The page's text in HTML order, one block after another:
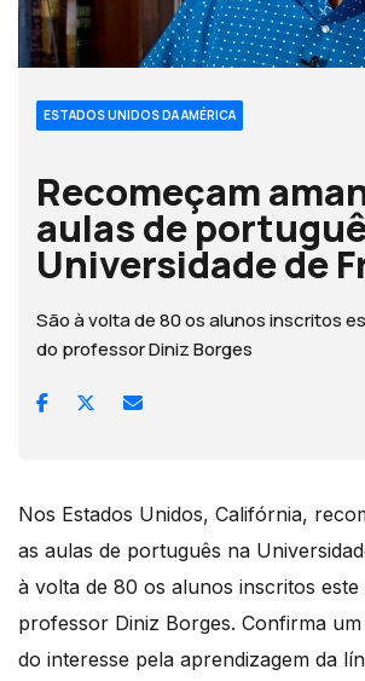
ESTADOS UNIDOS DA AMÉRICA
Recomeçam
aulas de
Universidade de
São à volta de 80 os alunos inscritos
do professor Diniz Borges
Nos Estados Unidos, Califórnia,
as aulas de português na
à volta de 80 os alunos inscritos
professor Diniz Borges. Confirma
do interesse pela aprendizagem da